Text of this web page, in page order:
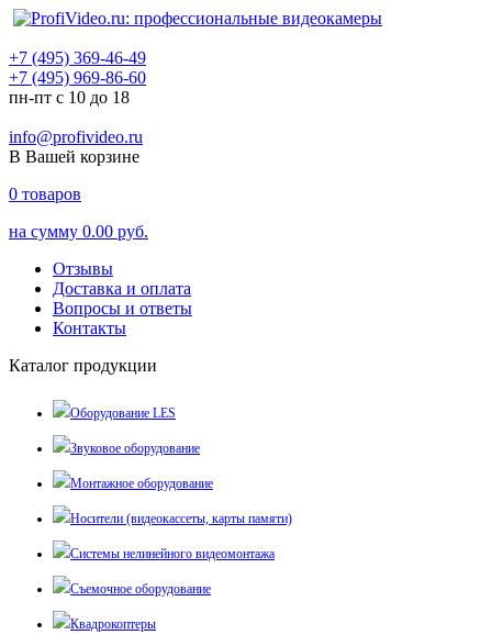
+7 (495) 369-46-49
+7 (495) 969-86-60
пн-пт с 10 до 18
info@profivideo.ru
В Вашей корзине
0 товаров
на сумму 0.00 руб.
Отзывы
Доставка и оплата
Вопросы и ответы
Контакты
Каталог продукции
Оборудование LES
Звуковое оборудование
Монтажное оборудование
Носители (видеокассеты, карты памяти)
Системы нелинейного видеомонтажа
Съемочное оборудование
Квадрокоптеры